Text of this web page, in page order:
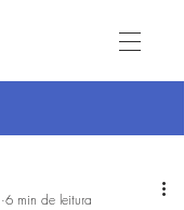
6 min de leitura